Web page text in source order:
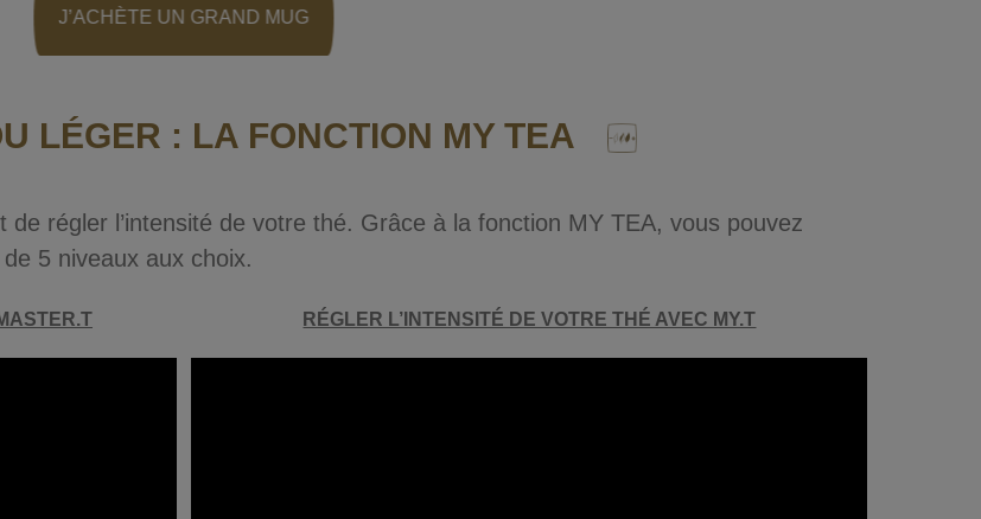
J’ACHÈTE UN GRAND MUG
LÉGER : LA FONCTION MY TEA
régler l’intensité de votre thé. Grâce à la fonction MY TEA, vous pouvez
5 niveaux aux choix.
RÉGLER L’INTENSITÉ DE VOTRE THÉ AVEC MY.T